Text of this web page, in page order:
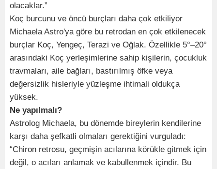
olacaklar.”
Koç burcunu ve öncü burçları daha çok etkiliyor
Michaela Astro'ya göre bu retrodan en çok etkilenecek
burçlar Koç, Yengeç, Terazi ve Oğlak. Özellikle 5°–20°
arasındaki Koç yerleşimlerine sahip kişilerin, çocukluk
travmaları, aile bağları, bastırılmış öfke veya
değersizlik hisleriyle yüzleşme ihtimali oldukça
yüksek.
Ne yapılmalı?
Astrolog Michaela, bu dönemde bireylerin kendilerine
karşı daha şefkatli olmaları gerektiğini vurguladı:
“Chiron retrosu, geçmişin acılarına körükle gitmek için
değil, o acıları anlamak ve kabullenmek içindir. Bu